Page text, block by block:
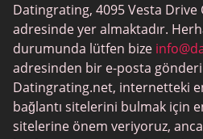
MeetMindful
BDSM Flört
BBPeopleMeet
Şeker Baba Siteleri
Datingrating, 4095 Vesta Drive
adresinde yer almaktadır.
durumunda lütfen bize
adresinden bir e-posta
Datingrating.net, internetteki
bağlantı sitelerini bulmak için
sitelerine önem veriyoruz,